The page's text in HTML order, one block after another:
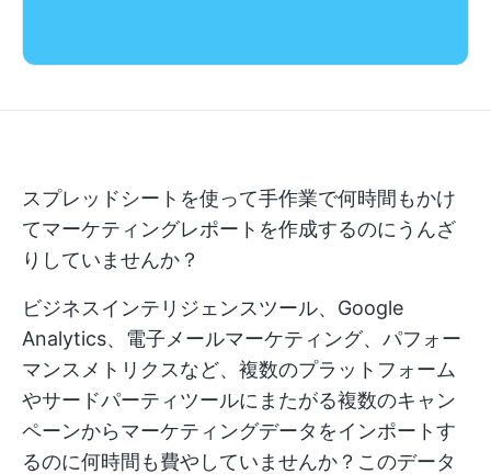
スプレッドシートを使って手作業で何時間もかけ
てマーケティングレポートを作成するのにうんざ
りしていませんか？
ビジネスインテリジェンスツール、Google
Analytics、電子メールマーケティング、パフォー
マンスメトリクスなど、複数のプラットフォーム
やサードパーティツールにまたがる複数のキャン
ペーンからマーケティングデータをインポートす
るのに何時間も費やしていませんか？このデータ